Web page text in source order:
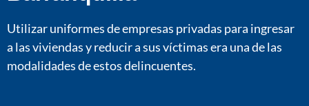
Utilizar uniformes de empresas privadas para ingresar
a las viviendas y reducir a sus víctimas era una de las
modalidades de estos delincuentes.